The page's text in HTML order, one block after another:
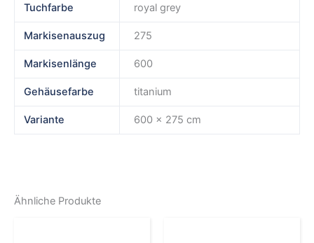
Tuchfarbe royal grey
Markisenauszug 275
Markisenlänge 600
Gehäusefarbe titanium
Variante 600 x 275 cm
Ähnliche Produkte